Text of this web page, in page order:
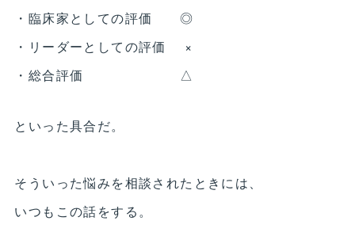
・臨床家としての評価 ◎
・リーダーとしての評価 ×
・総合評価 △
といった具合だ。
そういった悩みを相談されたときには、
いつもこの話をする。